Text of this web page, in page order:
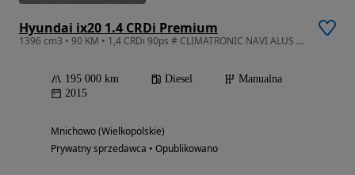
Hyundai ix20 1.4 CRDi Premium
1396 cm3 • 90 KM • 1,4 CRDi 90ps # CLIMATRONIC NAVI ALUS 16 KAMERA # Serwis #
195 000 km Diesel
Manualna
2015
Mnichowo (Wielkopolskie)
Prywatny sprzedawca • Opublikowano